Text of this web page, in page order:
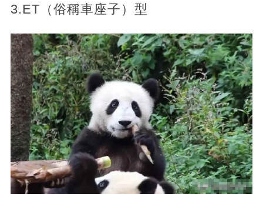
3.ET（俗稱車座子）型